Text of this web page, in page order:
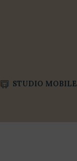
STUDIO MOBILE